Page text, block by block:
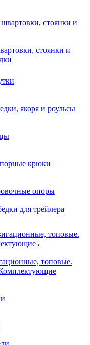
стоянки и
стоянки и
якоря и роульсы
крюки
опоры
для трейлера
топовые.
топовые.